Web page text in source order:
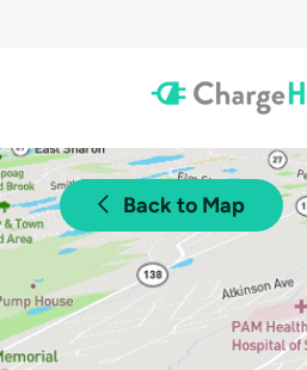
Back to Map